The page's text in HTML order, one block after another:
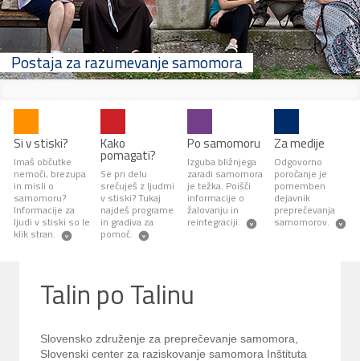
Postaja za razumevanje samomora
Si v stiski?
Imaš občutke
nemoči, brezupa
in misli o
samomoru?
Informacije za
ljudi v stiski so le
klik stran.
Kako
pomagati?
Se pri delu
srečuješ z ljudmi
v stiski? Tukaj
najdeš programe
in gradiva za
pomoč.
Po samomoru
Izguba bližnjega
zaradi samomora
je težka. Poišči
informacije o
žalovanju in
reintegraciji.
Za medije
Odgovorno
poročanje je
pomemben
dejavnik
preprečevanja
samomorov.
Talin po Talinu
Slovensko združenje za preprečevanje samomora,
Slovenski center za raziskovanje samomora Inštituta